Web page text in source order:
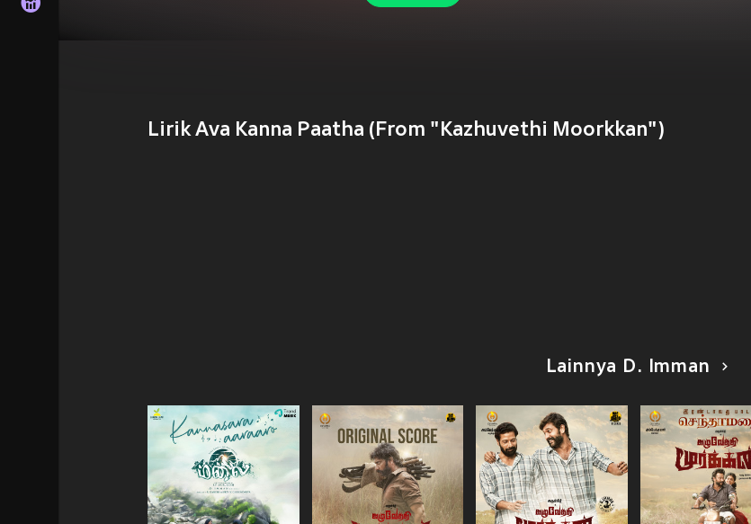
Lirik Ava Kanna Paatha (From "Kazhuvethi Moorkkan")
Lainnya D. Imman